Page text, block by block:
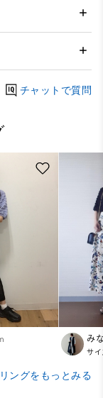
チャットで質問
み
サイ
ングをもっとみる